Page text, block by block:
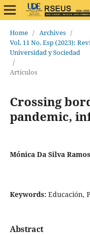
Home / Archives /
Vol. 11 No. Esp (2023):
Universidad y Sociedad
/
Artículos
Crossing
pandemic,
Mónica Da Silva Ramos
Keywords: Educación,
Abstract